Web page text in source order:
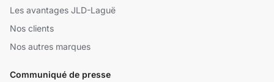
Les avantages JLD-Laguë
Nos clients
Nos autres marques
Communiqué de presse